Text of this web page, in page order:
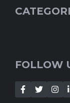
FOLLOW